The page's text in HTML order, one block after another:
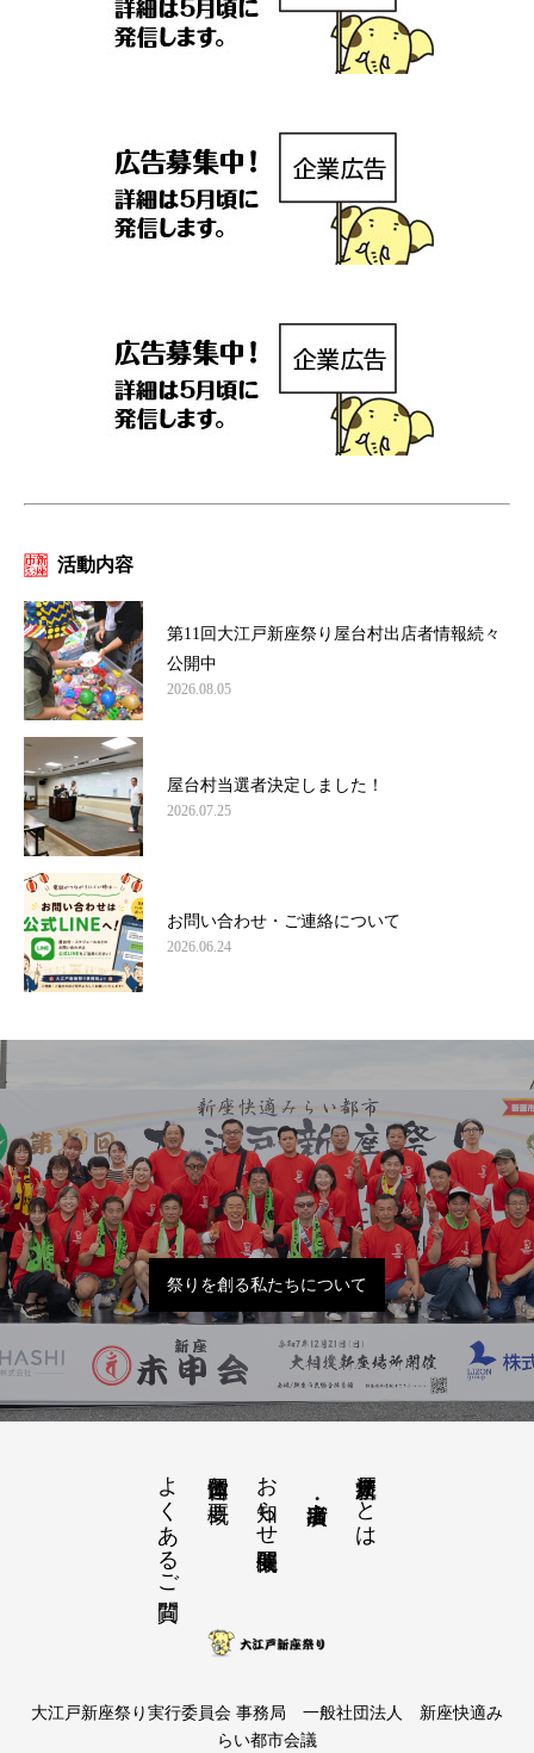
活動内容
第11回大江戸新座祭り屋台村出店者情報続々
公開中
2026.08.05
屋台村当選者決定しました！
2026.07.25
お問い合わせ・ご連絡について
2026.06.24
祭りを創る私たちについて
大江戸新座祭りとは
お知らせ開催概要
運営団体と概要
よくあるご質問
大江戸新座祭り実行委員会 事務局 一般社団法人 新座快適み
らい都市会議